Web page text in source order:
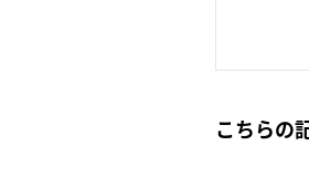
こちらの